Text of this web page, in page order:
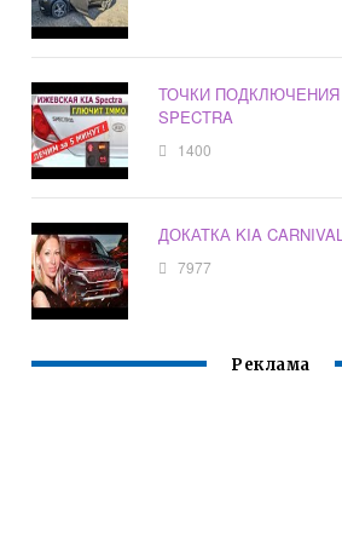
ТОЧКИ
SPECTRA
1400
ДОКАТКА KIA
7977
Реклама